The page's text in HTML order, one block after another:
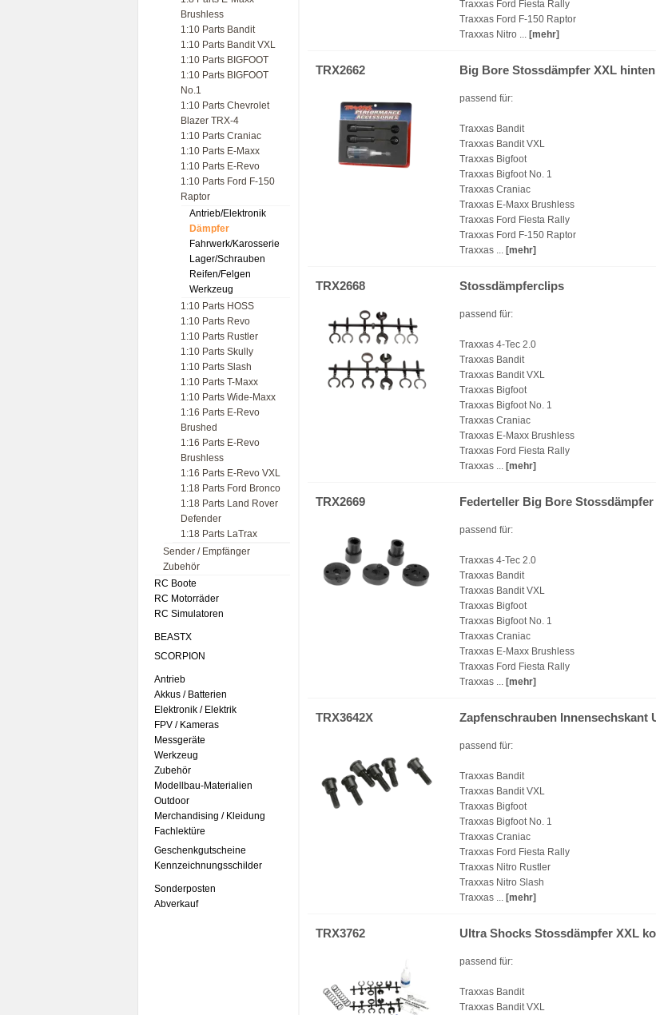
Brushless
1:10 Parts Bandit
1:10 Parts Bandit VXL
1:10 Parts BIGFOOT
1:10 Parts BIGFOOT
No.1
1:10 Parts Chevrolet
Blazer TRX-4
1:10 Parts Craniac
1:10 Parts E-Maxx
1:10 Parts E-Revo
1:10 Parts Ford F-150
Raptor
Antrieb/Elektronik
Dämpfer
Fahrwerk/Karosserie
Lager/Schrauben
Reifen/Felgen
Werkzeug
1:10 Parts HOSS
1:10 Parts Revo
1:10 Parts Rustler
1:10 Parts Skully
1:10 Parts Slash
1:10 Parts T-Maxx
1:10 Parts Wide-Maxx
1:16 Parts E-Revo
Brushed
1:16 Parts E-Revo
Brushless
1:16 Parts E-Revo VXL
1:18 Parts Ford Bronco
1:18 Parts Land Rover
Defender
1:18 Parts LaTrax
Sender / Empfänger
Zubehör
RC Boote
RC Motorräder
RC Simulatoren
BEASTX
SCORPION
Antrieb
Akkus / Batterien
Elektronik / Elektrik
FPV / Kameras
Messgeräte
Werkzeug
Zubehör
Modellbau-Materialien
Outdoor
Merchandising / Kleidung
Fachlektüre
Geschenkgutscheine
Kennzeichnungsschilder
Sonderposten
Abverkauf
Traxxas Ford Fiesta Rally
Traxxas Ford F-150 Raptor
Traxxas Nitro ... [mehr]
TRX2662 Big Bore Stossdämpfer XXL
passend für:
Traxxas Bandit
Traxxas Bandit VXL
Traxxas Bigfoot
Traxxas Bigfoot No. 1
Traxxas Craniac
Traxxas E-Maxx Brushless
Traxxas Ford Fiesta Rally
Traxxas Ford F-150 Raptor
Traxxas ... [mehr]
TRX2668 Stossdämpferclips
passend für:
Traxxas 4-Tec 2.0
Traxxas Bandit
Traxxas Bandit VXL
Traxxas Bigfoot
Traxxas Bigfoot No. 1
Traxxas Craniac
Traxxas E-Maxx Brushless
Traxxas Ford Fiesta Rally
Traxxas ... [mehr]
TRX2669 Federteller Big Bore Stossdämpfer
passend für:
Traxxas 4-Tec 2.0
Traxxas Bandit
Traxxas Bandit VXL
Traxxas Bigfoot
Traxxas Bigfoot No. 1
Traxxas Craniac
Traxxas E-Maxx Brushless
Traxxas Ford Fiesta Rally
Traxxas ... [mehr]
TRX3642X Zapfenschrauben Innensechskant
passend für:
Traxxas Bandit
Traxxas Bandit VXL
Traxxas Bigfoot
Traxxas Bigfoot No. 1
Traxxas Craniac
Traxxas Ford Fiesta Rally
Traxxas Nitro Rustler
Traxxas Nitro Slash
Traxxas ... [mehr]
TRX3762 Ultra Shocks Stossdämpfer XXL
passend für:
Traxxas Bandit
Traxxas Bandit VXL